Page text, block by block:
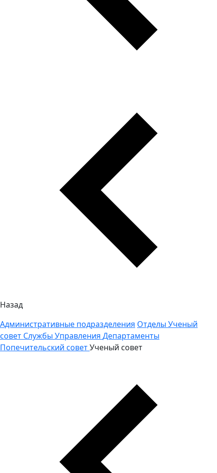
Назад
Административные подразделения Отделы Ученый
совет Службы Управления Департаменты
Попечительский советУченый совет